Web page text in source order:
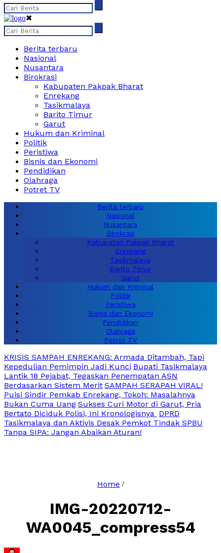
✖
Berita terbaru
Nasional
Nusantara
Birokrasi
Kabupaten Pakpak Bharat
Enrekang
Tasikmalaya
Barito Timur
Garut
Hukum dan Kriminal
Politik
Peristiwa
Bisnis dan Ekonomi
Pendidikan
Olahraga
Potret TV
Berita terbaru
Nasional
Nusantara
Birokrasi
Kabupaten Pakpak Bharat
Enrekang
Tasikmalaya
Barito Timur
Garut
Hukum dan Kriminal
Politik
Peristiwa
Bisnis dan Ekonomi
Pendidikan
Olahraga
Potret TV
KRISIS SAMPAH ENREKANG: Armada Ditambah, Tapi
Kepedulian Pemimpin Jadi Kunci Bupati Tasikmalaya
Lantik 18 Pejabat, Tegaskan Penempatan ASN
Berdasarkan Sistem Merit SAMPAH SERAPAH VIRAL!
Puisi Sindir Pemkab Enrekang, Tokoh: Masalahnya
Bukan Cuma Uang Sukses Curi Motor di Garut, Pria
Bertato Diciduk Polisi, Ini Kronologisnya DPRD
Tasikmalaya dan Aktivis Desak Pemkot Tindak SPBU
Tanpa SIPA: Jangan Abaikan Aturan!
Home /
IMG-20220712-
WA0045_compress54